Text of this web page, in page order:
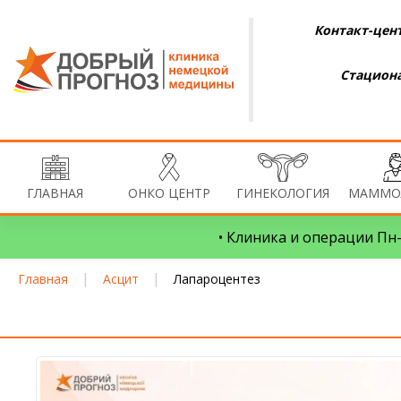
Контакт-
ГЛАВНАЯ ОНКО ЦЕНТР ГИНЕКОЛОГИЯ
• Клиника и операции
Главная | Асцит | Лапароцентез